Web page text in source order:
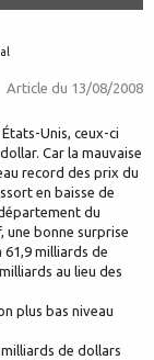
Article du 13/08/2008
Unis, ceux-ci
Car la mauvaise
record des prix du
en baisse de
du
une bonne surprise
61,9 milliards de
au lieu des
plus bas niveau
de dollars